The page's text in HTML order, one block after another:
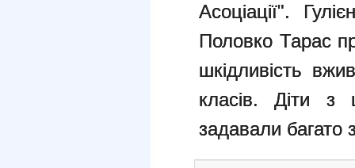
Асоціації".
Половко Тарас
шкідливість
класів. Діти з
задавали багато